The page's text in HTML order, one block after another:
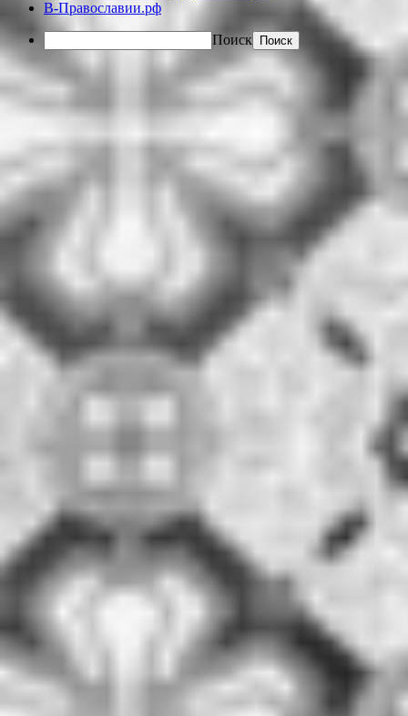
В-Православии.рф
Поиск